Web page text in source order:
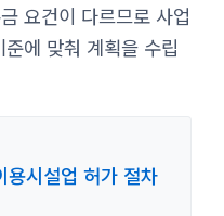
요건이 다르므로 사업
에 맞춰 계획을 수립
용시설업 허가 절차